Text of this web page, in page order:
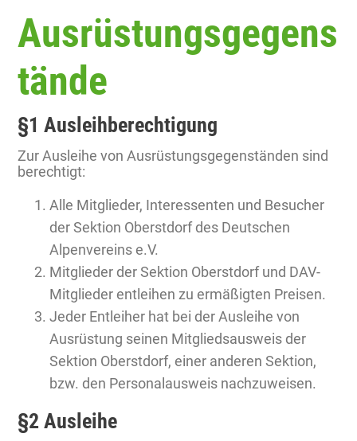
Ausrüstungsgegens
tände
§1 Ausleihberechtigung
Zur Ausleihe von Ausrüstungsgegenständen sind
berechtigt:
Alle Mitglieder, Interessenten und Besucher
der Sektion Oberstdorf des Deutschen
Alpenvereins e.V.
Mitglieder der Sektion Oberstdorf und DAV-
Mitglieder entleihen zu ermäßigten Preisen.
Jeder Entleiher hat bei der Ausleihe von
Ausrüstung seinen Mitgliedsausweis der
Sektion Oberstdorf, einer anderen Sektion,
bzw. den Personalausweis nachzuweisen.
§2 Ausleihe